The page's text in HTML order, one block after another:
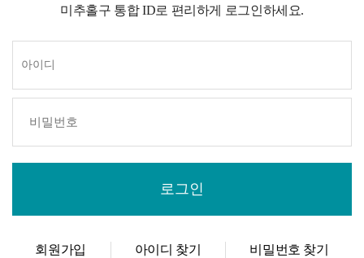
미추홀구 통합 ID로 편리하게 로그인하세요.
회원가입 아이디 찾기 비밀번호 찾기